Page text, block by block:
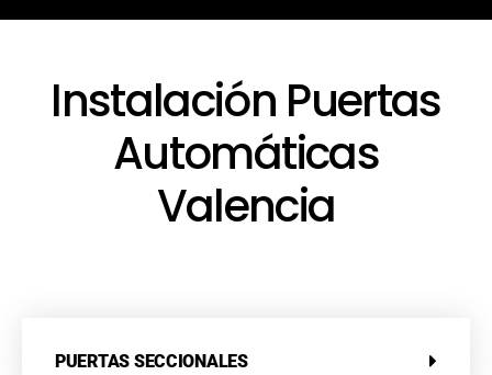
Instalación Puertas
Automáticas
Valencia
PUERTAS SECCIONALES